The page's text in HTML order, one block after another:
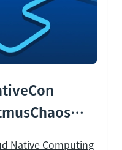
しれません。特定
では、次のデプロ
は終了、となりま
ハ
Native Computing